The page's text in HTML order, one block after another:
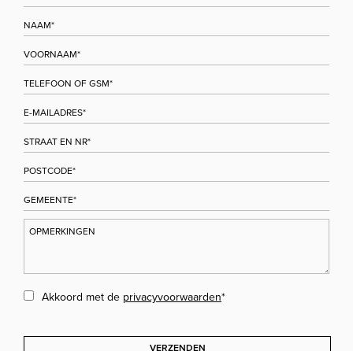
Akkoord met de privacyvoorwaarden*
VERZENDEN